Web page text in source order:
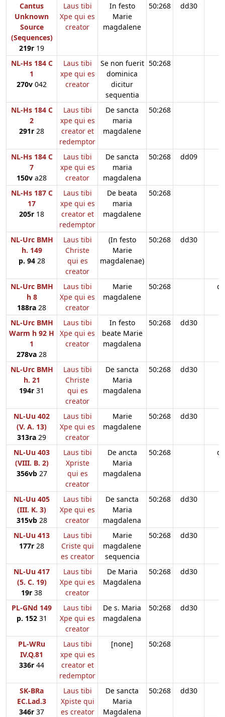
Cantus
Unknown
Source
(Sequences)
219r 19
Laus tibi
Xpe qui es
creator
In festo
Marie
magdalene
50:268 dd30
NL-Hs 184 C
1
270v 042
Laus tibi
xpe qui es
creator
Se non fuerit
dominica
dicitur
sequentia
50:268
NL-Hs 184 C
2
291r 28
Laus tibi
xpe qui es
creator et
redemptor
De sancta
maria
magdalene
50:268
NL-Hs 184 C
7
150v a28
Laus tibi
xpe qui es
creator
De sancta
maria
magdalena
50:268 dd09
NL-Hs 187 C
17
205r 18
Laus tibi
xpe qui es
creator et
redemptor
De beata
maria
magdalene
50:268
NL-Urc BMH
h. 149
p. 9428
Laus tibi
Christe
qui es
creator
(In festo
Marie
magdalenae)
50:268 dd30
NL-Urc BMH
h 8
188ra 28
Laus tibi
Xpe qui es
creator
Marie
magdalene
50:268
NL-Urc BMH
Warm h 92 H
1
278va 28
Laus tibi
Xpe qui es
creator
In festo
beate Marie
magdalena
50:268 dd30
NL-Urc BMH
h. 21
194r 31
Laus tibi
Christe
qui es
creator
De sancta
Maria
magdalena
50:268 dd30
NL-Uu 402
(V. A. 13)
313ra 29
Laus tibi
Xpe qui es
creator
Marie
magdalene
50:268 dd30
NL-Uu 403
(VIII. B. 2)
356vb27
Laus tibi
Xpriste
qui es
creator
De ancta
Maria
magdalena
50:268
NL-Uu 405
(III. K. 3)
315vb28
Laus tibi
Xpe qui es
creator
De sancta
Maria
magdalena
50:268 dd30
NL-Uu 413
177r 28
Laus tibi
Criste qui
es creator
Marie
magdalene
sequencia
50:268 dd30
NL-Uu 417
(5. C. 19)
19r 38
Laus tibi
Xpe qui es
creator
De Maria
Magdalena
50:268 dd30
PL-GNd 149
p. 15231
Laus tibi
Xpe qui es
creator
De s. Maria
magdalena
50:268 dd30
PL-WRu
IV.Q.81
336r 44
Laus tibi
xpe qui es
creator et
redemptor
[none] 50:268
SK-BRa
EC.Lad.3
346r 37
Laus tibi
Xpiste qui
es creator
De sancta
Maria
Magdalena
50:268 dd30